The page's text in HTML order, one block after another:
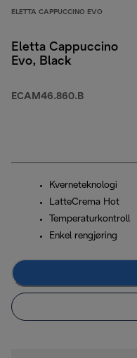
ELETTA CAPPUCCINO EVO
Eletta Cappuccino
Evo, Black
ECAM46.860.B
Kverneteknologi
LatteCrema Hot
Temperaturkontroll
Enkel rengjøring